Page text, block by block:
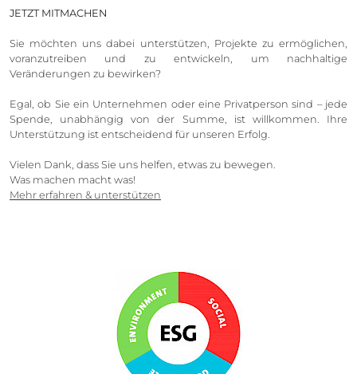
JETZT MITMACHEN
Sie möchten uns dabei unterstützen, Projekte zu ermöglichen,
voranzutreiben und zu entwickeln, um nachhaltige
Veränderungen zu bewirken?
Egal, ob Sie ein Unternehmen oder eine Privatperson sind – jede
Spende, unabhängig von der Summe, ist willkommen. Ihre
Unterstützung ist entscheidend für unseren Erfolg.
Vielen Dank, dass Sie uns helfen, etwas zu bewegen.
Was machen macht was!
Mehr erfahren & unterstützen